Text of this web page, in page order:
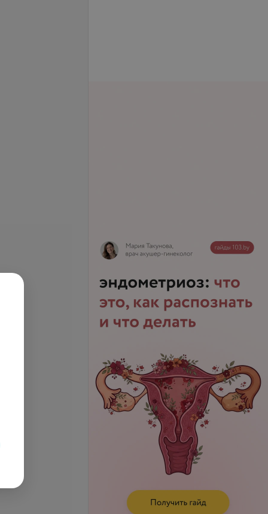
сустава
Цена по запросу